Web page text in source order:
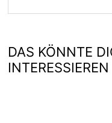
DAS KÖNNTE
INTERESSIEREN